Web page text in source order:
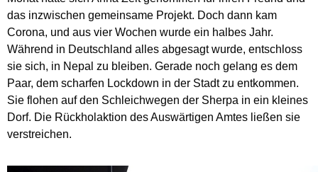
das inzwischen gemeinsame Projekt. Doch dann kam
Corona, und aus vier Wochen wurde ein halbes Jahr.
Während in Deutschland alles abgesagt wurde, entschloss
sie sich, in Nepal zu bleiben. Gerade noch gelang es dem
Paar, dem scharfen Lockdown in der Stadt zu entkommen.
Sie flohen auf den Schleichwegen der Sherpa in ein kleines
Dorf. Die Rückholaktion des Auswärtigen Amtes ließen sie
verstreichen.